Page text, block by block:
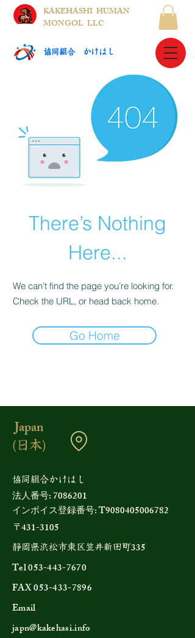
​協同組合 かけはし
KAKEHASHI HUMAN
MONGOL LLC
There’s Nothing
Here...
We can’t find the page you’re looking for.
Check the URL, or head back home.
Go Home
Japan
(日本)
​協同組合かけはし
法人番号:7086201
インボイス登録番号:T9080405006782
〒 431-3105
静岡県浜松市東区笠井新田町335
Tel053-443-7670
FAX053-433-7896
Email
japn@kakehasi.info